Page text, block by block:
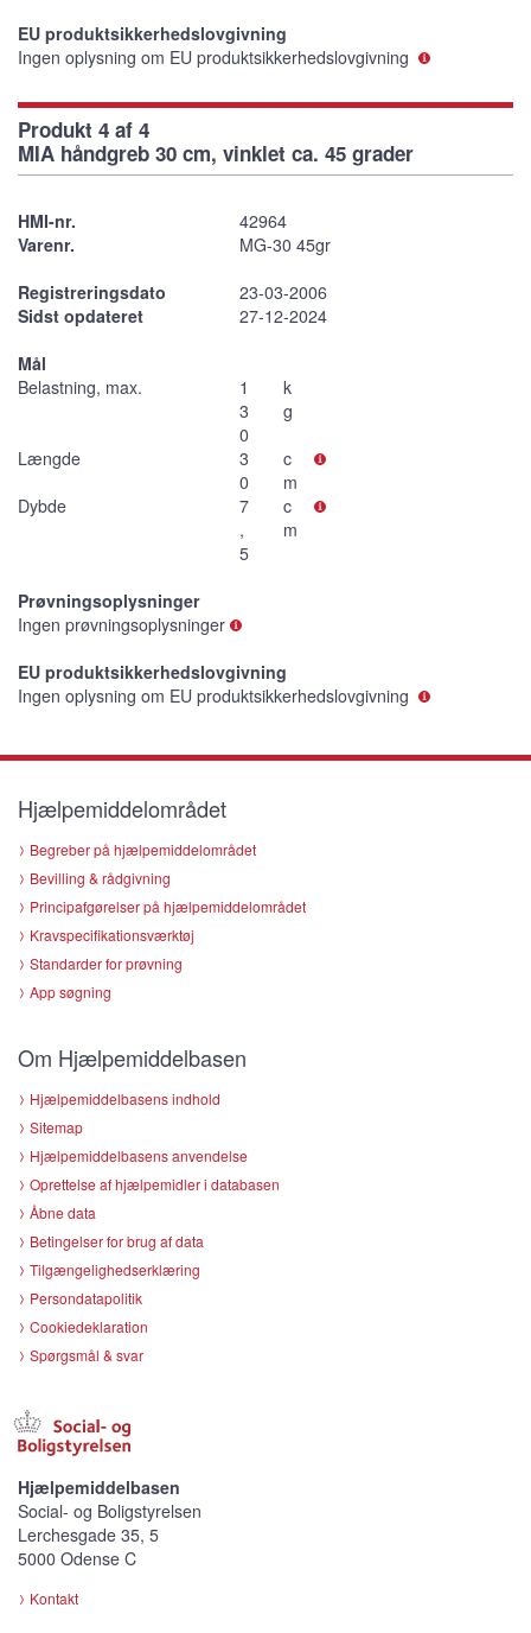
EU produktsikkerhedslovgivning
Ingen oplysning om EU produktsikkerhedslovgivning
Produkt 4 af 4
MIA håndgreb 30 cm, vinklet ca. 45 grader
HMI-nr.
42964
Varenr.
MG-30 45gr
Registreringsdato
23-03-2006
Sidst opdateret
27-12-2024
Mål
Belastning, max.
1
3
0
k
g
Længde
3
0
c
m
Dybde
7
,
5
c
m
Prøvningsoplysninger
Ingen prøvningsoplysninger
EU produktsikkerhedslovgivning
Ingen oplysning om EU produktsikkerhedslovgivning
Hjælpemiddelområdet
Begreber på hjælpemiddelområdet
Bevilling & rådgivning
Principafgørelser på hjælpemiddelområdet
Kravspecifikationsværktøj
Standarder for prøvning
App søgning
Om Hjælpemiddelbasen
Hjælpemiddelbasens indhold
Sitemap
Hjælpemiddelbasens anvendelse
Oprettelse af hjælpemidler i databasen
Åbne data
Betingelser for brug af data
Tilgængelighedserklæring
Persondatapolitik
Cookiedeklaration
Spørgsmål & svar
Hjælpemiddelbasen
Social- og Boligstyrelsen
Lerchesgade 35, 5
5000 Odense C
Kontakt